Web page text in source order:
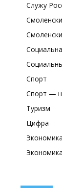
Служу
Спорт
Спорт —
Туризм
Цифра
Экономика